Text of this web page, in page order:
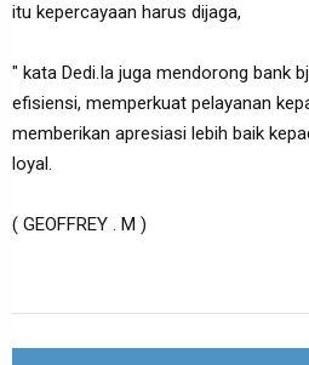
itu kepercayaan harus dijaga,
" kata Dedi.Ia juga mendorong bank
efisiensi, memperkuat pelayanan
memberikan apresiasi lebih baik
loyal.
( GEOFFREY . M )